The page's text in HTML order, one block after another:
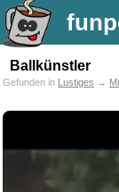
Ballkünstler
Gefunden in Lustiges →